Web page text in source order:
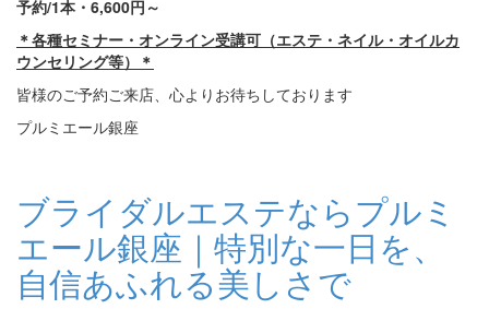
予約/1本・6,600円～
＊各種セミナー・オンライン受講可（エステ・ネイル・オイルカ
ウンセリング等）＊
皆様のご予約ご来店、心よりお待ちしております
プルミエール銀座
ブライダルエステならプルミ
エール銀座｜特別な一日を、
自信あふれる美しさで